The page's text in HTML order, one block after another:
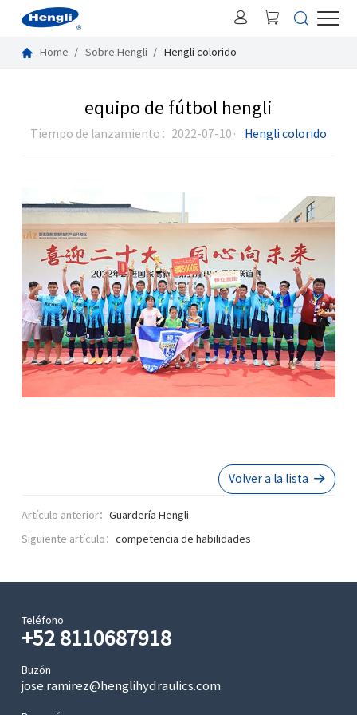
Home Sobre Hengli Hengli colorido
equipo de fútbol hengli
Tiempo de lanzamiento：2022-07-10· Hengli colorido
Volver a la lista
Artículo anterior： Guardería Hengli
Siguiente artículo： competencia de habilidades
Teléfono
+52 8110687918
Buzón
jose.ramirez@henglihydraulics.com